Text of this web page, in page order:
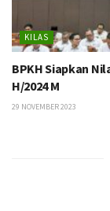
KILAS
BPKH Siapkan
H/2024 M
29 NOVEMBER 2023